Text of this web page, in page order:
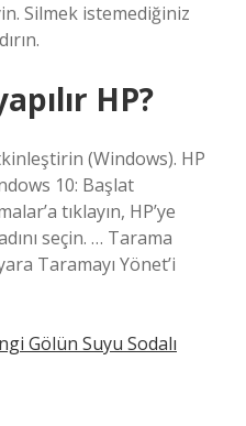
Silmek istemediğiniz
HP?
(Windows). HP
10: Başlat
tıklayın, HP’ye
seçin. … Tarama
Taramayı Yönet’i
Gölün Suyu Sodalı